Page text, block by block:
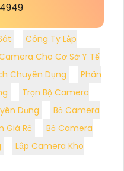
Công Ty Lắp
Cho Cơ Sở Y Tế
Chuyên Dụng
Phân
Trọn Bộ Camera
Dụng
Bộ Camera
Giá Rẻ
Bộ Camera
Lắp Camera Kho